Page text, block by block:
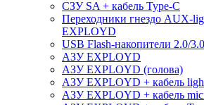
СЗУ SA + кабель Type-C
Переходники гнездо AUX-
EXPLOYD
USB Flash-накопители 2.0/
АЗУ EXPLOYD
АЗУ EXPLOYD (голова)
АЗУ EXPLOYD + кабель
АЗУ EXPLOYD + кабель